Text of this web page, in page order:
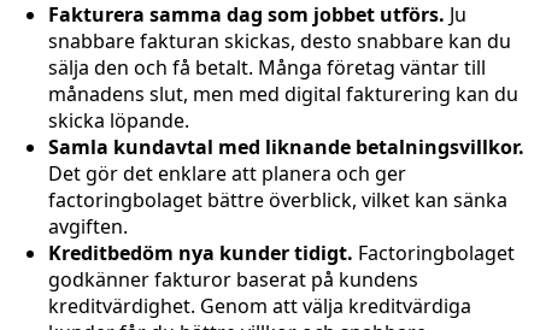
Fakturera samma dag som jobbet utförs. Ju
snabbare fakturan skickas, desto snabbare kan du
sälja den och få betalt. Många företag väntar till
månadens slut, men med digital fakturering kan du
skicka löpande.
Samla kundavtal med liknande betalningsvillkor.
Det gör det enklare att planera och ger
factoringbolaget bättre överblick, vilket kan sänka
avgiften.
Kreditbedöm nya kunder tidigt. Factoringbolaget
godkänner fakturor baserat på kundens
kreditvärdighet. Genom att välja kreditvärdiga